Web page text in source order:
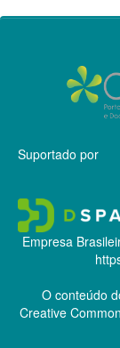
Suportado por
Empresa
O conteúdo
Creative